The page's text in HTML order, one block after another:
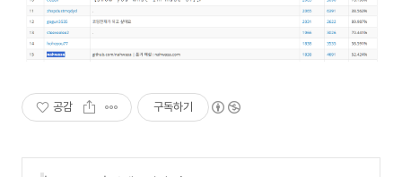
공감 구독하기